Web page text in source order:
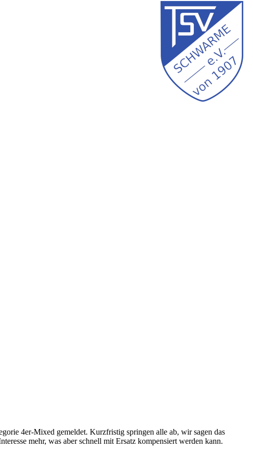
4er-Mixed gemeldet. Kurzfristig springen alle ab, wir sagen das
mehr, was aber schnell mit Ersatz kompensiert werden kann.